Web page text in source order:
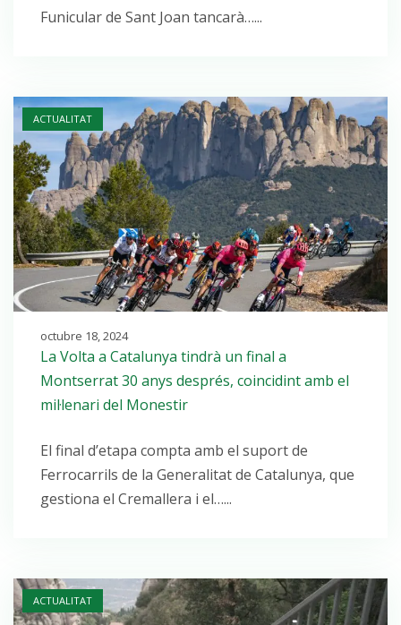
Funicular de Sant Joan tancarà…...
ACTUALITAT
Open post
octubre 18, 2024
La Volta a Catalunya tindrà un final a
Montserrat 30 anys després, coincidint amb el
mil·lenari del Monestir
El final d’etapa compta amb el suport de
Ferrocarrils de la Generalitat de Catalunya, que
gestiona el Cremallera i el…...
ACTUALITAT
Open post